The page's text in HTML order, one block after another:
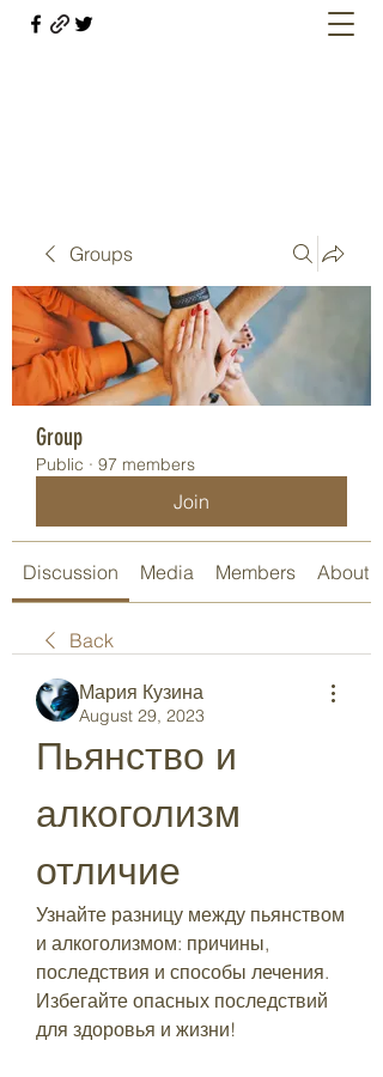
Groups
Group
Public · 97 members
Join
Discussion Media Members About
Back
Мария Кузина
August 29, 2023
Пьянство и
алкоголизм
отличие
Узнайте разницу между пьянством
и алкоголизмом: причины,
последствия и способы лечения.
Избегайте опасных последствий
для здоровья и жизни!